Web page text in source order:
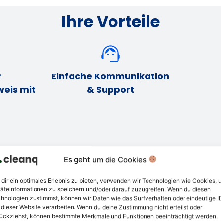
Es geht um die Cookies
dir ein optimales Erlebnis zu bieten, verwenden wir Technologien wie Cookies,
zu speichern und/oder darauf zuzugreifen. Wenn du diesen
zustimmst, können wir Daten wie das Surfverhalten oder eindeutige
Website verarbeiten. Wenn du deine Zustimmung nicht erteilst oder
können bestimmte Merkmale und Funktionen beeinträchtigt werden.
Ihre Vorteile
mit
Einfache Kommunikation
& Support